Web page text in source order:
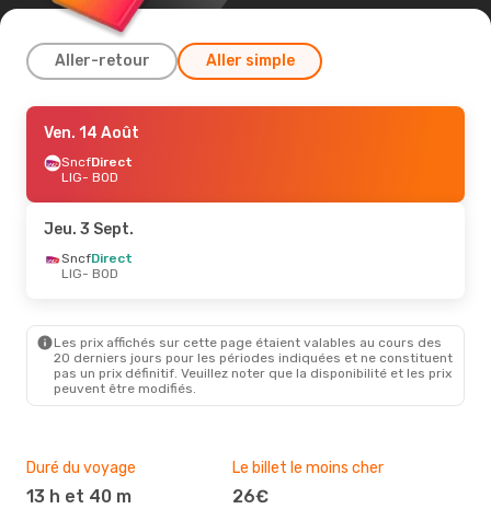
Aller-retour Aller simple
Sam. 24 Oct.
SncfDirect
LIG- BOD
BOD- LIG
Ven. 14 Août
SncfDirect
LIG- BOD
Jeu. 3 Sept.
SncfDirect
LIG- BOD
Les prix affichés sur cette page étaient valables au cours des
20 derniers jours pour les périodes indiquées et ne constituent
pas un prix définitif. Veuillez noter que la disponibilité et les prix
peuvent être modifiés.
Duré du voyage
13 h et 40 m
Le billet le moins cher
26€